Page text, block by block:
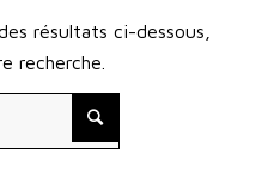
résultats ci-dessous,
recherche.